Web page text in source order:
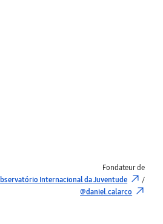
Fondateur de
Internacional da Juventude
/
@daniel.calarco